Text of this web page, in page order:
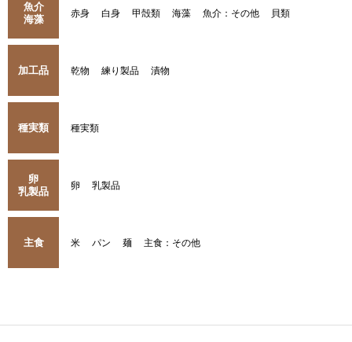
魚介
海藻
赤身 白身 甲殻類 海藻 魚介：その他 貝類
加工品 乾物 練り製品 漬物
種実類 種実類
卵
乳製品
卵 乳製品
主食 米 パン 麺 主食：その他